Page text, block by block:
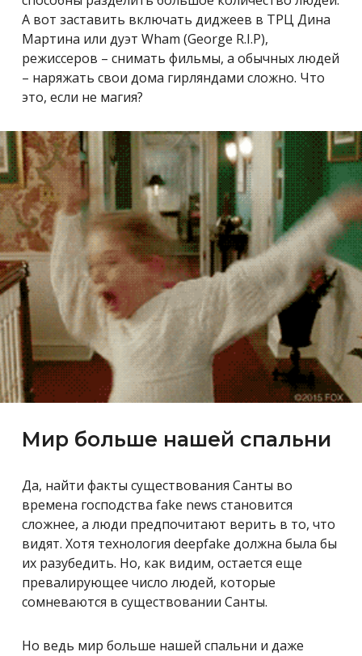
А вот заставить включать диджеев в ТРЦ Дина
Мартина или дуэт Wham (George R.I.P),
режиссеров – снимать фильмы, а обычных людей
– наряжать свои дома гирляндами сложно. Что
это, если не магия?
Мир больше нашей спальни
Да, найти факты существования Санты во
времена господства fake news становится
сложнее, а люди предпочитают верить в то, что
видят. Хотя технология deepfake должна была бы
их разубедить. Но, как видим, остается еще
превалирующее число людей, которые
сомневаются в существовании Санты.
Но ведь мир больше нашей спальни и даже